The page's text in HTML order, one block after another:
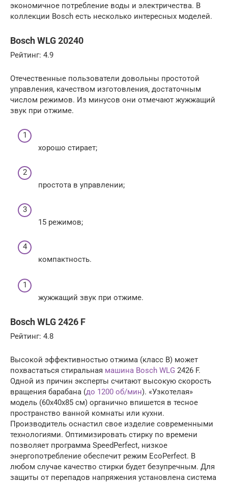
экономичное потребление воды и электричества. В
коллекции Bosch есть несколько интересных моделей.
Bosch WLG 20240
Рейтинг: 4.9
Отечественные пользователи довольны простотой
управления, качеством изготовления, достаточным
числом режимов. Из минусов они отмечают жужжащий
звук при отжиме.
хорошо стирает;
простота в управлении;
15 режимов;
компактность.
жужжащий звук при отжиме.
Bosch WLG 2426 F
Рейтинг: 4.8
Высокой эффективностью отжима (класс В) может
похвастаться стиральная машина Bosch WLG 2426 F.
Одной из причин эксперты считают высокую скорость
вращения барабана (до 1200 об/мин). «Узкотелая»
модель (60х40х85 см) органично впишется в тесное
пространство ванной комнаты или кухни.
Производитель оснастил свое изделие современными
технологиями. Оптимизировать стирку по времени
позволяет программа SpeedPerfect, низкое
энергопотребление обеспечит режим EcoPerfect. В
любом случае качество стирки будет безупречным. Для
защиты от перепадов напряжения установлена система